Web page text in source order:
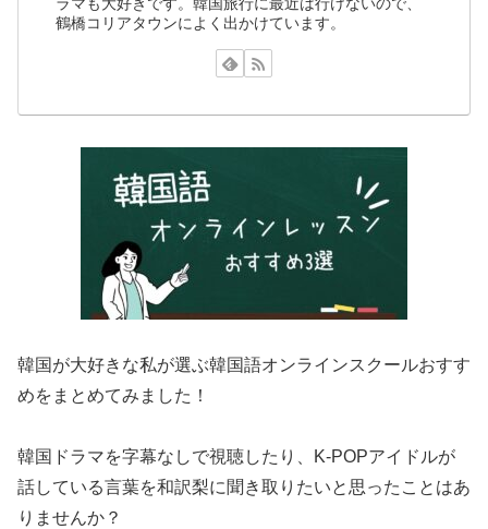
鶴橋コリアタウンによく出かけています。
韓国が大好きな私が選ぶ韓国語オンラインスクールおすす
めをまとめてみました！
韓国ドラマを字幕なしで視聴したり、K-POPアイドルが
話している言葉を和訳梨に聞き取りたいと思ったことはあ
りませんか？